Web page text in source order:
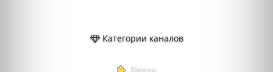
Категории каналов
Другое